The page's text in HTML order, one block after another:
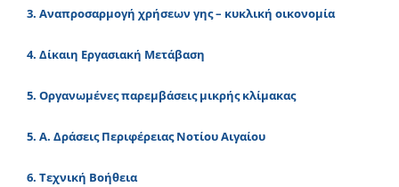
3. Αναπροσαρμογή χρήσεων γης – κυκλική οικονομία
4. Δίκαιη Εργασιακή Μετάβαση
5. Οργανωμένες παρεμβάσεις μικρής κλίμακας
5. Α. Δράσεις Περιφέρειας Νοτίου Αιγαίου
6. Τεχνική Βοήθεια